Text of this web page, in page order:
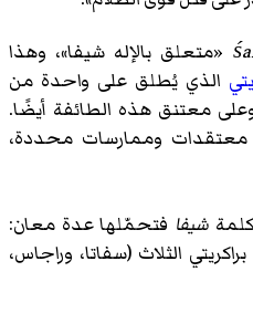
«متعلق بالإله شيفا»، وهذا
الذي يُطلق على واحدة من
معتنق هذه الطائفة أيضًا.
وممارسات محددة،
كلمةشيفا فتحمّلها عدة معان:
الثلاث (سفاتا، وراجاس،